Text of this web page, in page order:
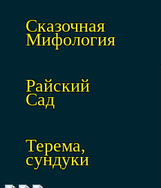
Сказочная
Мифология
Райский
Сад
Терема,
сундуки